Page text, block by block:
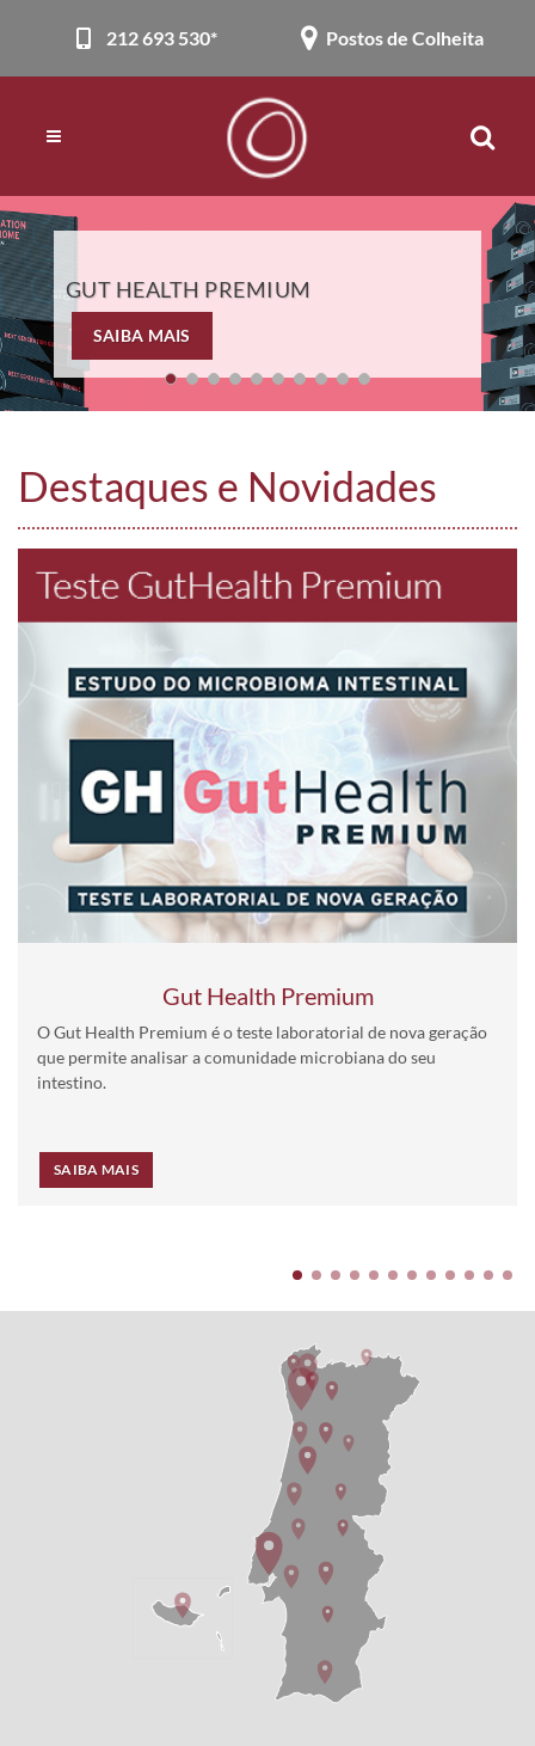
212 693 530* Postos de Colheita
GUT HEALTH PREMIUM
SAIBA MAIS
Destaques e Novidades
Gut Health Premium
O Gut Health Premium é o teste laboratorial de nova geração
que permite analisar a comunidade microbiana do seu
intestino.
SAIBA MAIS